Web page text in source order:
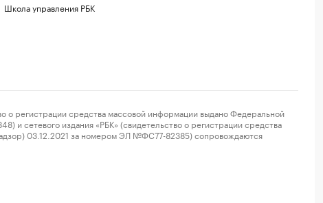
Школа управления РБК
средства массовой информации выдано Федеральной
сетевого издания «РБК» (свидетельство о регистрации средства
03.12.2021 за номером ЭЛ №ФС77-82385) сопровождаются